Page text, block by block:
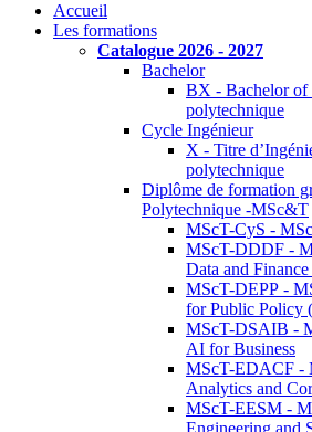
Accueil
Les formations
Catalogue 2026 - 2027
Bachelor
BX - Bachelor of
polytechnique
Cycle Ingénieur
X - Titre
polytechnique
Diplôme de formation
Polytechnique -MSc&T
MScT-CyS -
MScT-DDDF -
Data and
MScT-DEPP -
for Public Policy
MScT-DSAIB -
AI for Business
MScT-EDACF -
Analytics and
MScT-EESM -
Engineering and